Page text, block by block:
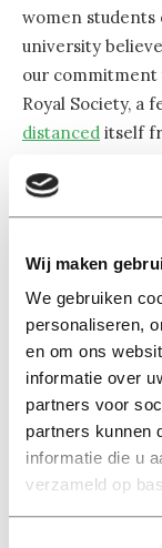
Wij maken
We gebruiken
personaliseren,
en om ons
informatie over
partners voor
partners kunnen
informatie die u
verzameld op
women students
university
our commitment
Royal Society, a
distanced itself
Sexism in
week, five Dutch
Athena’s Angels
Lees ook